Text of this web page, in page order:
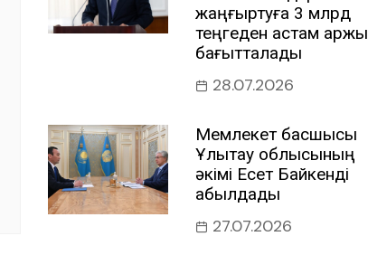
жаңғыртуға 3 млрд
теңгеден астам қаржы
бағытталады
28.07.2026
Мемлекет басшысы
Ұлытау облысының
әкімі Есет Байкенді
қабылдады
27.07.2026